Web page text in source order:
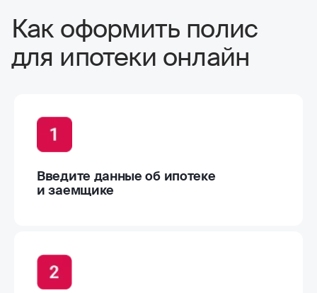
Как оформить полис
для ипотеки онлайн
Введите данные об ипотеке
и заемщике